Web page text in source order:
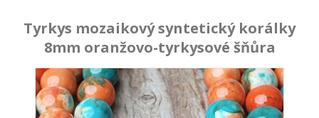
Tyrkys mozaikový syntetický korálky
8mm oranžovo-tyrkysové šňůra